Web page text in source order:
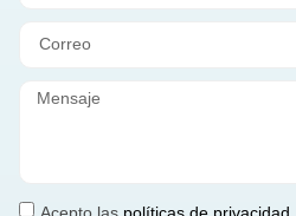
Acepto las políticas de privacidad